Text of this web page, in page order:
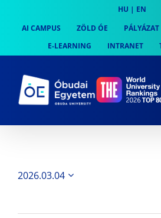
content
HU | EN
AI CAMPUS
ZÖLD ÓE PÁLYÁZAT
E-LEARNING
INTRANET
2026.03.04